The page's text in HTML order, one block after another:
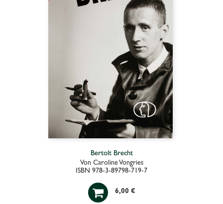
Bertolt Brecht
Von Caroline Vongries
ISBN 978-3-89798-719-7
 6,00 €